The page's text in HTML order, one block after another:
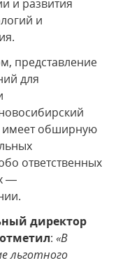
и развития
и
представление
для
имеет обширную
ответственных
—
директор
: «В
льготного